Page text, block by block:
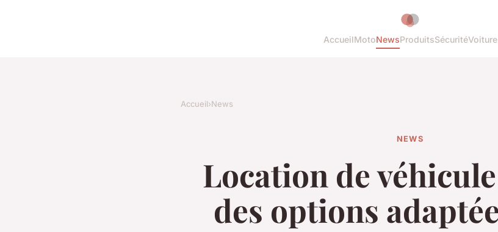
AccueilMotoNewsProduitsSécuritéVoiture
Accueil›News
NEWS
Location de
des options